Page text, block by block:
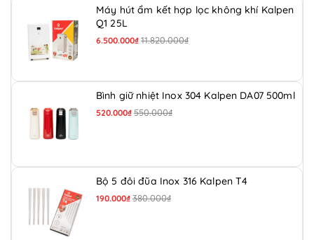
Máy hút ẩm kết hợp lọc không khí Kalpen
Q1 25L
6.500.000₫ 11.820.000₫
Bình giữ nhiệt Inox 304 Kalpen DA07 500ml
520.000₫ 550.000₫
Bộ 5 đôi đũa Inox 316 Kalpen T4
190.000₫ 380.000₫